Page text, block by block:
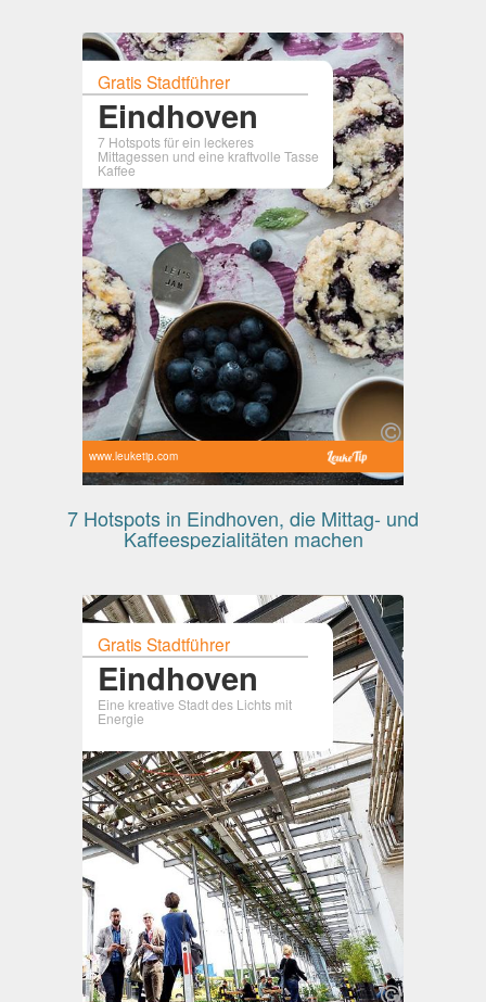
Gratis Stadtführer
Eindhoven
7 Hotspots für ein leckeres
Mittagessen und eine kraftvolle Tasse
Kaffee
www.leuketip.com
7 Hotspots in Eindhoven, die Mittag- und
Kaffeespezialitäten machen
Gratis Stadtführer
Eindhoven
Eine kreative Stadt des Lichts mit
Energie